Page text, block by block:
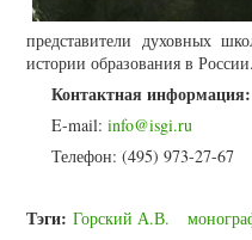
представители духовных
истории образования в России.
Контактная информация:
E-mail: info@isgi.ru
Телефон: (495) 973-27-67
Тэги: Горский А.В.